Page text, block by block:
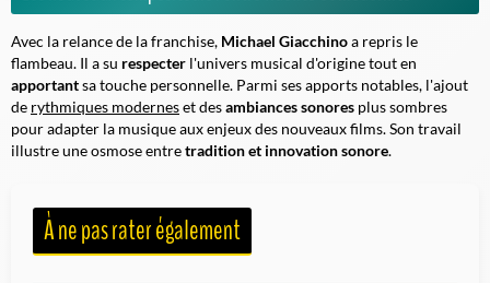
Avec la relance de la franchise, Michael Giacchinoa repris le
flambeau. Il a su respecter l'univers musical d'origine tout en
apportantsa touche personnelle. Parmi ses apports notables, l'ajout
de rythmiques moderneset desambiances sonores plus sombres
pour adapter la musique aux enjeux des nouveaux films. Son travail
illustre uneosmoseentretradition et innovation sonore.
À ne pas rater également